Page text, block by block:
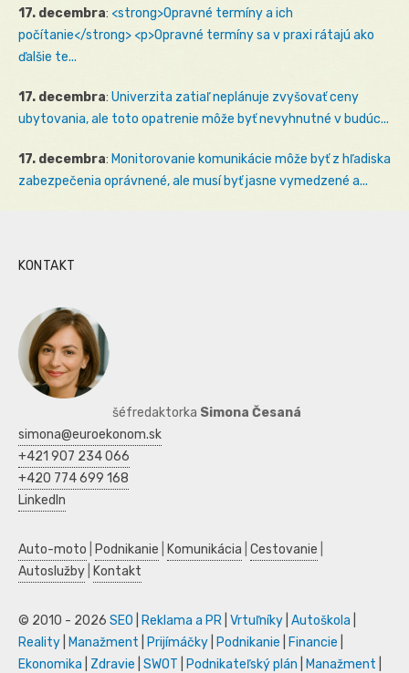
17. decembra: <strong>Opravné termíny a ich
počítanie</strong> <p>Opravné termíny sa v praxi rátajú ako
ďalšie te...
17. decembra: Univerzita zatiaľ neplánuje zvyšovať ceny
ubytovania, ale toto opatrenie môže byť nevyhnutné v budúc...
17. decembra: Monitorovanie komunikácie môže byť z hľadiska
zabezpečenia oprávnené, ale musí byť jasne vymedzené a...
KONTAKT
šéfredaktorka Simona Česaná
simona@euroekonom.sk
+421 907 234 066
+420 774 699 168
LinkedIn
Auto-moto Podnikanie Komunikácia Cestovanie
Autoslužby
Kontakt
© 2010 - 2026 SEO Reklama a PR Vrtuľníky Autoškola
Reality
Manažment Prijímáčky Podnikanie Financie
Ekonomika
Zdravie SWOT Podnikateľský plán Manažment